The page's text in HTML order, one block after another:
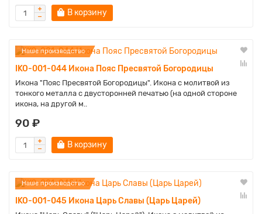
В корзину
Наше производство
IKO-001-044 Икона Пояс Пресвятой Богородицы
Икона "Пояс Пресвятой Богородицы". Икона с молитвой из
тонкого металла с двусторонней печатью (на одной стороне
икона, на другой м..
90 ₽
В корзину
Наше производство
IKO-001-045 Икона Царь Славы (Царь Царей)